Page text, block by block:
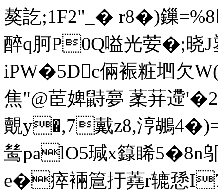
獒訖;1F2"_� r8�)鏁
醉q胢P0Q嗌光荌�;晓J
iPW�5Dc倆裖粧垇欠
焦"@茞婢鼭夣 葇荓遰'�
覿y�,7戴z8,涥鶘4�)=
鸶palO5瑊x籙睎5�8n
e�瘁裲簄扜蕘r辘愻